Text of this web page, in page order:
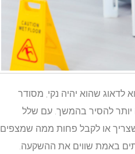
שהוא יהיה נקי, מסודר
יותר להסיר בהמשך. עם שלל
או לקבל פחות ממה שמצפים.
באמת שווים את ההשקעה.